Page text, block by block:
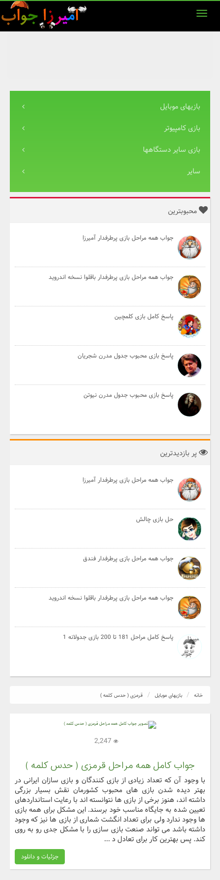
بازیهای موبایل
بازی کامپیوتر
بازی سایر دستگاهها
سایر
محبوبترین
جواب همه مراحل بازی پرطرفدار آمیرزا
جواب همه مراحل بازی پرطرفدار باقلوا نسخه اندروید
پاسخ کامل بازی کلمچین
پاسخ بازی محبوب جدول مدرن شجریان
پاسخ بازی محبوب جدول مدرن نیوتن
پر بازدیدترین
جواب همه مراحل بازی پرطرفدار آمیرزا
حل بازی چالش
جواب همه مراحل بازی پرطرفدار فندق
جواب همه مراحل بازی پرطرفدار باقلوا نسخه اندروید
پاسخ کامل مراحل 181 تا 200 بازی جدولانه 1
خانه بازیهای موبایل قرمزی ( حدس کلمه )
جواب کامل همه مراحل قرمزی ( حدس کلمه )
با وجود آن که تعداد زیادی از بازی کنندگان و بازی سازان ایرانی در
بهتر دیده شدن بازی های محبوب کشورمان نقش بسیار بزرگی
داشته اند، هنوز برخی از بازی ها نتوانسته اند با رعایت استانداردهای
تعیین شده به جایگاه مناسب خود برسند. این مشکل برای همه بازی
ها وجود ندارد ولی برای تعداد انگشت شماری از بازی ها نیز که وجود
داشته باشد می تواند صنعت بازی سازی را با مشکل جدی رو به روی
کند. پس بهترین کار برای تعادل د ...
جزئیات و دانلود